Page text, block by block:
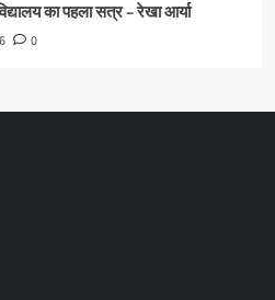
का पहला सत्र – रेखा आर्या
0